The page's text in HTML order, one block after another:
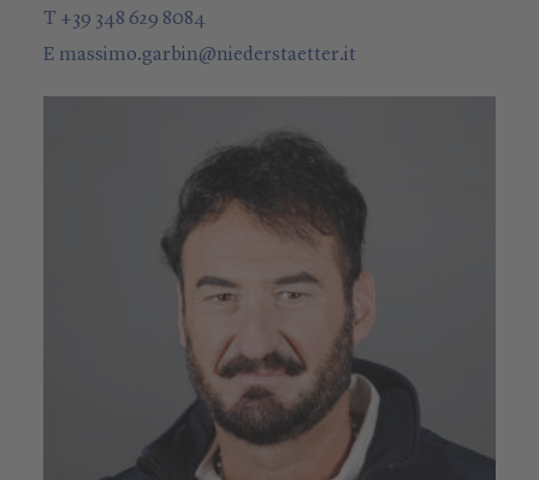
T +39 348 629 8084
E massimo.garbin@niederstaetter.it